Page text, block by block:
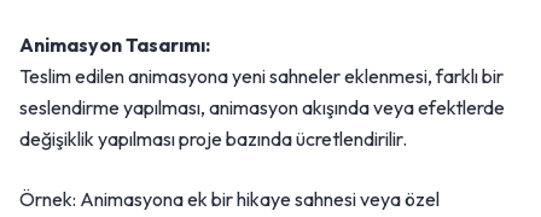
Animasyon Tasarımı:
Teslim edilen animasyona yeni sahneler eklenmesi, farklı bir
seslendirme yapılması, animasyon akışında veya efektlerde
değişiklik yapılması proje bazında ücretlendirilir.
Örnek: Animasyona ek bir hikaye sahnesi veya özel